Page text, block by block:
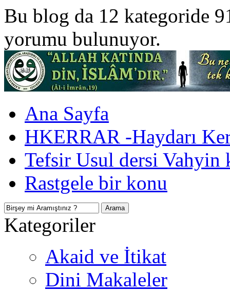
Bu blog da 12 kategoride
yorumu bulunuyor.
Ana Sayfa
HKERRAR -Haydarı
Tefsir Usul dersi Vahyin
Rastgele bir konu
Kategoriler
Akaid ve İtikat
Dini Makaleler